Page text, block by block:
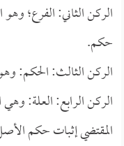
الركن الثاني: الفرع؛
حكم.
الركن الثالث: الحكم:
الركن الرابع: العلة:
المقتضي إثبات حكم